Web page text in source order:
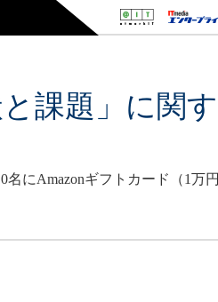
課題」に関す
にAmazonギフトカード（1万円